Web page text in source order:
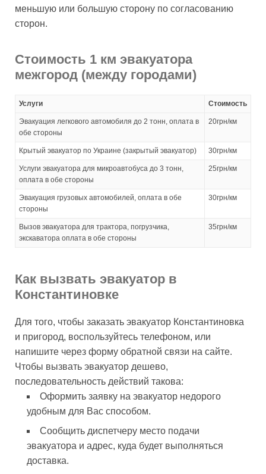
меньшую или большую сторону по согласованию
сторон.
Стоимость 1 км эвакуатора
межгород (между городами)
Услуги Стоимость
Эвакуация легкового автомобиля до 2 тонн, оплата в
обе стороны
20грн/км
Крытый эвакуатор по Украине (закрытый эвакуатор) 30грн/км
Услуги эвакуатора для микроавтобуса до 3 тонн,
оплата в обе стороны
25грн/км
Эвакуация грузовых автомобилей, оплата в обе
стороны
30грн/км
Вызов эвакуатора для трактора, погрузчика,
экскаватора оплата в обе стороны
35грн/км
Как вызвать эвакуатор в
Константиновке
Для того, чтобы заказать эвакуатор Константиновка
и пригород, воспользуйтесь телефоном, или
напишите через форму обратной связи на сайте.
Чтобы вызвать эвакуатор дешево,
последовательность действий такова:
Оформить заявку на эвакуатор недорого
удобным для Вас способом.
Сообщить диспетчеру место подачи
эвакуатора и адрес, куда будет выполняться
доставка.